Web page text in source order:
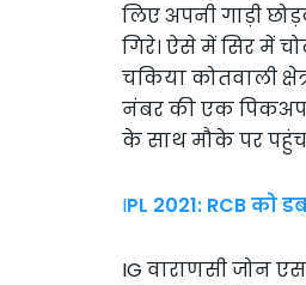
लिए अपनी गाड़ी
गिरे। ऐसे में सिर में
चकिया कोतवाली
नंबर की एक पिकअप
के साथ मौके पर
IPL 2021: RCB को
IG वाराणसी जोन